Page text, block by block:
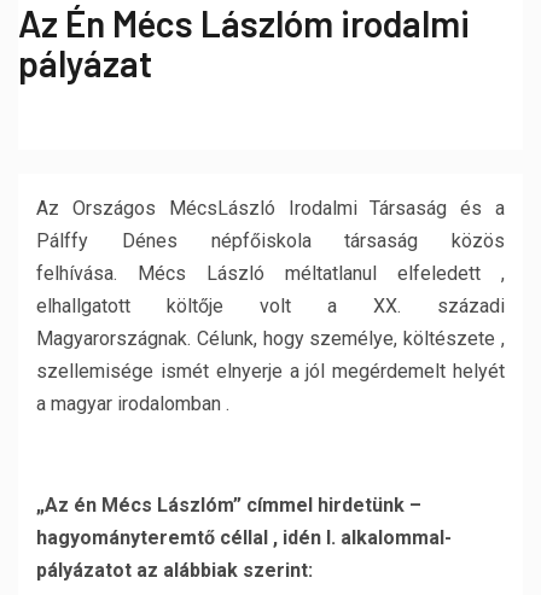
Az Én Mécs Lászlóm irodalmi
pályázat
Az Országos MécsLászló Irodalmi Társaság és a
Pálffy Dénes népfőiskola társaság közös
felhívása.
Mécs László méltatlanul elfeledett ,
elhallgatott költője volt a XX. századi
Magyarországnak. Célunk, hogy személye, költészete ,
szellemisége ismét elnyerje a jól megérdemelt helyét
a magyar irodalomban .
„Az én Mécs Lászlóm” címmel hirdetünk –
hagyományteremtő céllal , idén I. alkalommal-
pályázatot az alábbiak szerint: